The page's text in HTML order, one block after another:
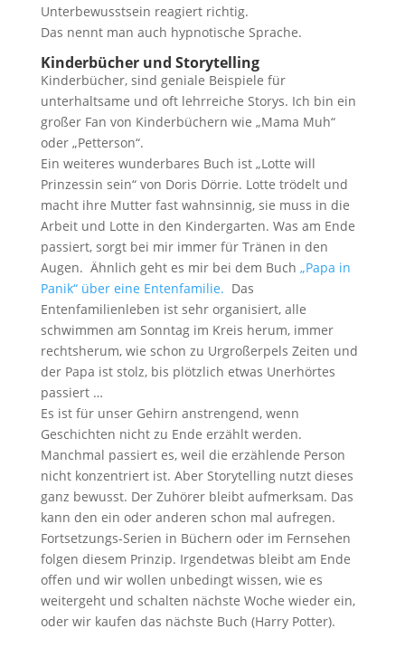
Unterbewusstsein reagiert richtig.
Das nennt man auch hypnotische Sprache.
Kinderbücher und Storytelling
Kinderbücher, sind geniale Beispiele für
unterhaltsame und oft lehrreiche Storys. Ich bin ein
großer Fan von Kinderbüchern wie „Mama Muh“
oder „Petterson“.
Ein weiteres wunderbares Buch ist „Lotte will
Prinzessin sein“ von Doris Dörrie. Lotte trödelt und
macht ihre Mutter fast wahnsinnig, sie muss in die
Arbeit und Lotte in den Kindergarten. Was am Ende
passiert, sorgt bei mir immer für Tränen in den
Augen. Ähnlich geht es mir bei dem Buch „Papa in
Panik“ über eine Entenfamilie. Das
Entenfamilienleben ist sehr organisiert, alle
schwimmen am Sonntag im Kreis herum, immer
rechtsherum, wie schon zu Urgroßerpels Zeiten und
der Papa ist stolz, bis plötzlich etwas Unerhörtes
passiert …
Es ist für unser Gehirn anstrengend, wenn
Geschichten nicht zu Ende erzählt werden.
Manchmal passiert es, weil die erzählende Person
nicht konzentriert ist. Aber Storytelling nutzt dieses
ganz bewusst. Der Zuhörer bleibt aufmerksam. Das
kann den ein oder anderen schon mal aufregen.
Fortsetzungs-Serien in Büchern oder im Fernsehen
folgen diesem Prinzip. Irgendetwas bleibt am Ende
offen und wir wollen unbedingt wissen, wie es
weitergeht und schalten nächste Woche wieder ein,
oder wir kaufen das nächste Buch (Harry Potter).